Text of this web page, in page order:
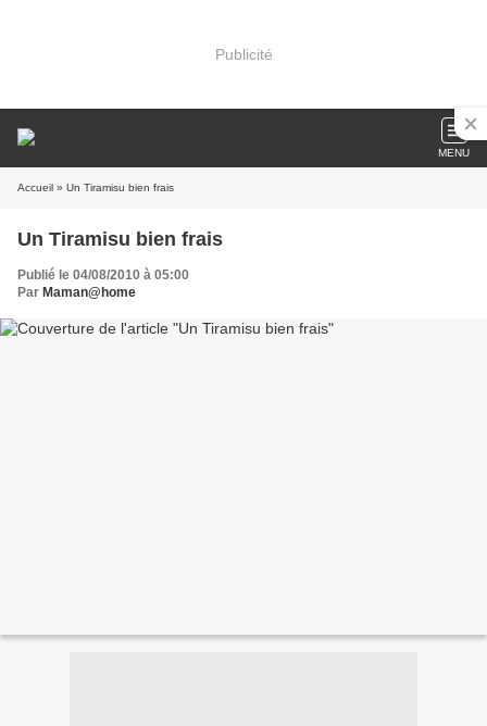
Publicité
MENU
Accueil » Un Tiramisu bien frais
Un Tiramisu bien frais
Publié le 04/08/2010 à 05:00
Par Maman@home